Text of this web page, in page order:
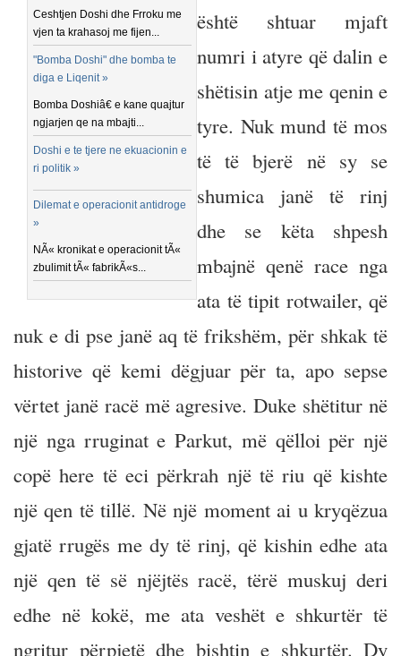
Ceshtjen Doshi dhe Frroku me
vjen ta krahasoj me fijen...
"Bomba Doshi" dhe bomba te
diga e Liqenit »
Bomba Doshiâ€ e kane quajtur
ngjarjen qe na mbajti...
Doshi e te tjere ne ekuacionin e
ri politik »
Dilemat e operacionit antidroge
»
NÃ« kronikat e operacionit tÃ«
zbulimit tÃ« fabrikÃ«s...
është shtuar mjaft
numri i atyre që dalin e
shëtisin atje me qenin e
tyre. Nuk mund të mos
të të bjerë në sy se
shumica janë të rinj
dhe se këta shpesh
mbajnë qenë race nga
ata të tipit rotwailer, që
nuk e di pse janë aq të frikshëm, për shkak të
historive që kemi dëgjuar për ta, apo sepse
vërtet janë racë më agresive. Duke shëtitur në
një nga rruginat e Parkut, më qëlloi për një
copë here të eci përkrah një të riu që kishte
një qen të tillë. Në një moment ai u kryqëzua
gjatë rrugës me dy të rinj, që kishin edhe ata
një qen të së njëjtës racë, tërë muskuj deri
edhe në kokë, me ata veshët e shkurtër të
ngritur përpjetë dhe bishtin e shkurtër. Dy